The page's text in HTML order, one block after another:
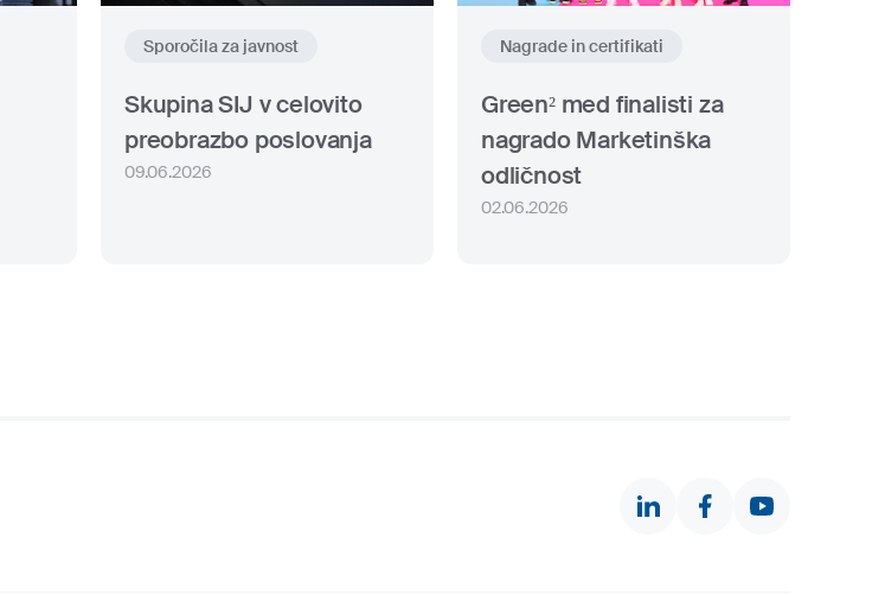
Sporočila za javnost
Skupina SIJ v celovito
preobrazbo poslovanja
09.06.2026
Nagrade in certifikati
Green² med finalisti za
nagrado Marketinška
odličnost
02.06.2026